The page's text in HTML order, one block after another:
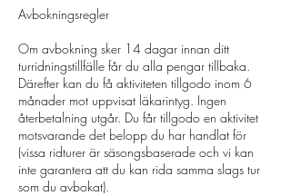
Avbokningsregler
Om avbokning sker 14 dagar innan ditt
turridningstillfälle får du alla pengar tillbaka.
Därefter kan du få aktiviteten tillgodo inom 6
månader mot uppvisat läkarintyg. Ingen
återbetalning utgår. Du får tillgodo en aktivitet
motsvarande det belopp du har handlat för
(vissa ridturer är säsongsbaserade och vi kan
inte garantera att du kan rida samma slags tur
som du avbokat). ​